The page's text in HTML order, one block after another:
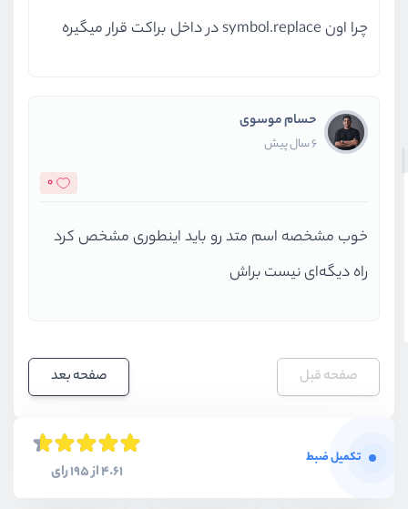
چرا اون symbol.replace در داخل براکت قرار میگیره
حسام موسوی
6 سال پیش
0
خوب مشخصه اسم متد رو باید اینطوری مشخص کرد
راه دیگه‌ای نیست براش
صفحه بعد صفحه قبل
تکمیل ضبط
4.61 از 195 رای